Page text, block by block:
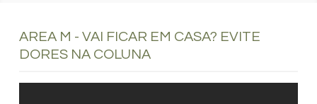
AREA M - VAI FICAR EM CASA? EVITE
DORES NA COLUNA